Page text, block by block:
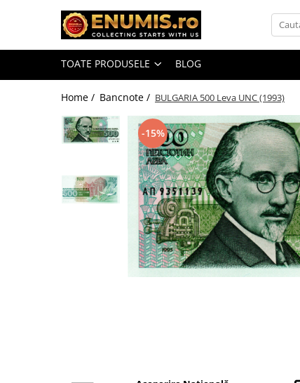
Monede Romania
Accesorii colectie monede
Albume cu folii pentru stocare
Capsule monede
Cartonase autoadezive
Soluții curățare, pensete, mănuși,
TOATE PRODUSELE BLOG
Home / Bancnote / BULGARIA 500 Leva UNC (1993)
-15%